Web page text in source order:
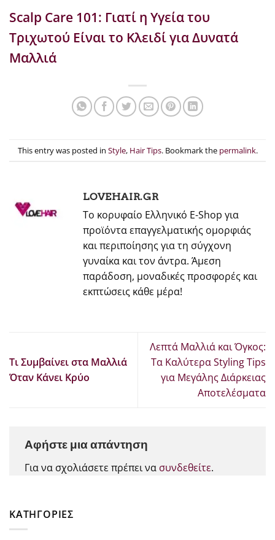
Scalp Care 101: Γιατί η Υγεία του
Τριχωτού Είναι το Κλειδί για Δυνατά
Μαλλιά
This entry was posted in Style, Hair Tips. Bookmark the permalink.
LOVEHAIR.GR
Το κορυφαίο Ελληνικό E-Shop για
προϊόντα επαγγελματικής ομορφιάς
και περιποίησης για τη σύγχονη
γυναίκα και τον άντρα. Άμεση
παράδοση, μοναδικές προσφορές και
εκπτώσεις κάθε μέρα!
Τι Συμβαίνει στα Μαλλιά
Όταν Κάνει Κρύο
Λεπτά Μαλλιά και Όγκος:
Τα Καλύτερα Styling Tips
για Μεγάλης Διάρκειας
Αποτελέσματα
Αφήστε μια απάντηση
Για να σχολιάσετε πρέπει να συνδεθείτε.
KΑΤΗΓΟΡΊΕΣ